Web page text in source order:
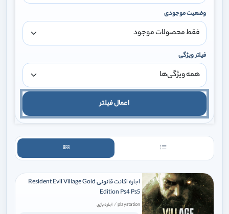
وضعیت موجودی
فیلتر ویژگی
اعمال فیلتر
اجاره اکانت قانونی Resident Evil Village Gold
Edition Ps4 Ps5
playstation
/ اجاره بازی